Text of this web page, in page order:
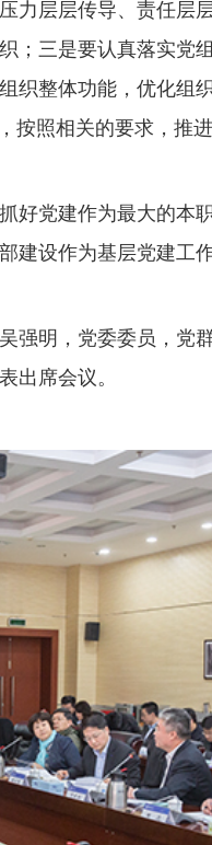
力层层传导、责任层
；三是要认真落实党
织整体功能，优化组
照相关的要求，推
党建作为最大的本
设作为基层党建工
明，党委委员，党
出席会议。